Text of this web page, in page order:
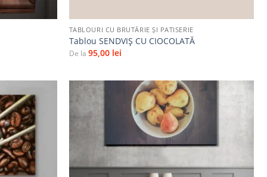
TABLOURI CU BRUTĂRIE ŞI PATISERIE
Tablou SENDVIȘ CU CIOCOLATĂ
De la 95,00 lei
Adaugă
la
favorite